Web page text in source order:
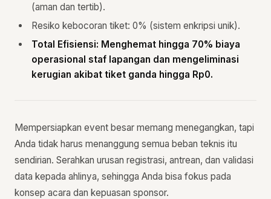
(aman dan tertib).
Resiko kebocoran tiket: 0% (sistem enkripsi unik).
Total Efisiensi: Menghemat hingga 70% biaya
operasional staf lapangan dan mengeliminasi
kerugian akibat tiket ganda hingga Rp0.
Mempersiapkan event besar memang menegangkan, tapi
Anda tidak harus menanggung semua beban teknis itu
sendirian. Serahkan urusan registrasi, antrean, dan validasi
data kepada ahlinya, sehingga Anda bisa fokus pada
konsep acara dan kepuasan sponsor.